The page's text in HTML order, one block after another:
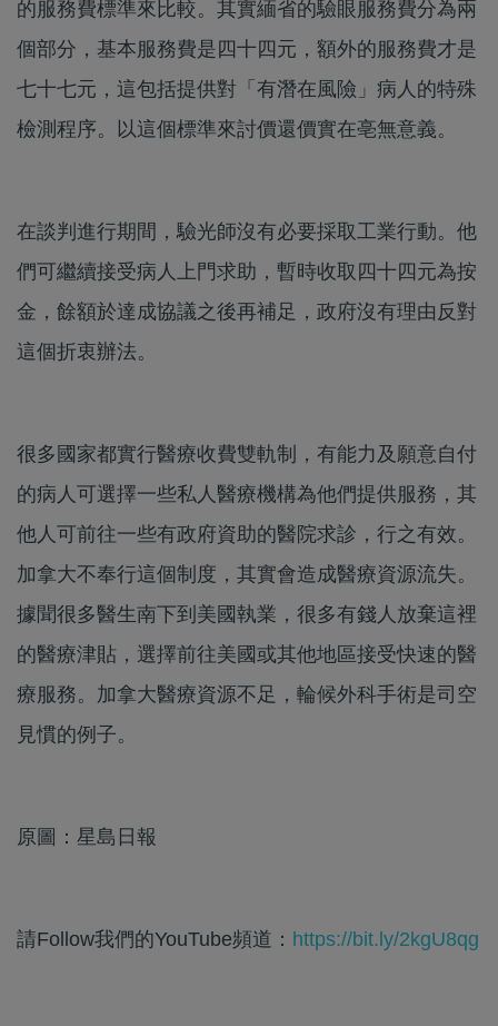
的服務費標準來比較。其實緬省的驗眼服務費分為兩
個部分，基本服務費是四十四元，額外的服務費才是
七十七元，這包括提供對「有潛在風險」病人的特殊
檢測程序。以這個標準來討價還價實在亳無意義。
在談判進行期間，驗光師沒有必要採取工業行動。他
們可繼續接受病人上門求助，暫時收取四十四元為按
金，餘額於達成協議之後再補足，政府沒有理由反對
這個折衷辦法。
很多國家都實行醫療收費雙軌制，有能力及願意自付
的病人可選擇一些私人醫療機構為他們提供服務，其
他人可前往一些有政府資助的醫院求診，行之有效。
加拿大不奉行這個制度，其實會造成醫療資源流失。
據聞很多醫生南下到美國執業，很多有錢人放棄這裡
的醫療津貼，選擇前往美國或其他地區接受快速的醫
療服務。加拿大醫療資源不足，輪候外科手術是司空
見慣的例子。
原圖：星島日報
請Follow我們的YouTube頻道： https://bit.ly/2kgU8qg